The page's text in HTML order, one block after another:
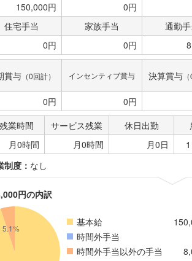
150,000円
0円
住宅手当
家族手当 通勤手
0円
0円
賞与 （0回計） インセンティブ賞与 決算賞与（
0円
0円
業時間 サービス残業 休日出勤
月0時間
月0時間 月0日
度： なし
円の内訳
基本給
時間外手当
時間外手当以外の手当